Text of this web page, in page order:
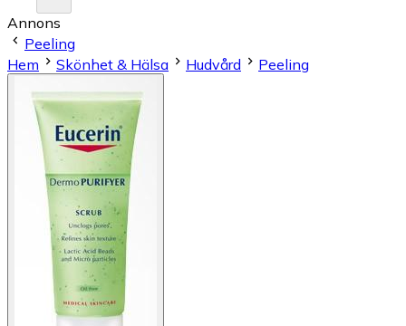
Annons
Peeling
Hem
Skönhet & Hälsa Hudvård Peeling